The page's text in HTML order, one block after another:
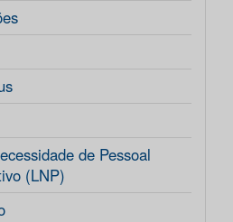
de Pessoal
(LNP)